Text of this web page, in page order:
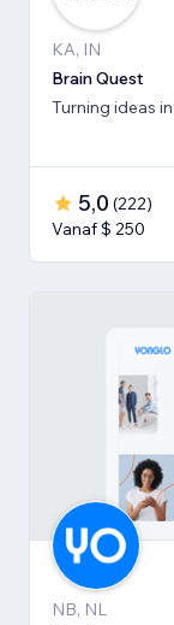
KA, IN
Brain Quest
Turning ideas
5,0 (222)
Vanaf $ 250
NB, NL